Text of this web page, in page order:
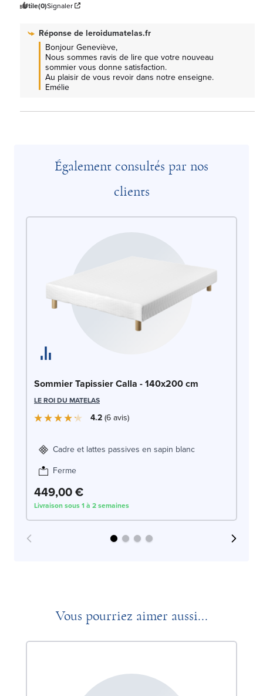
Utile(0)Signaler
Réponse deleroidumatelas.fr
Bonjour Geneviève,
Nous sommes ravis de lire que votre nouveau
sommier vous donne satisfaction.
Au plaisir de vous revoir dans notre enseigne.
Emélie
Également consultés par nos
clients
Sommier Tapissier Calla - 140x200 cm
LE ROI DU MATELAS
4.2 6avis
Cadre et lattes passives en sapin blanc
Ferme
449,00 €
Livraison sous 1 à 2 semaines
Vous pourriez aimer aussi...